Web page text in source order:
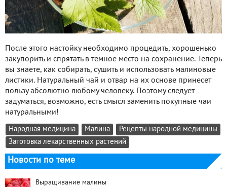
После этого настойку необходимо процедить, хорошенько
закупорить и спрятать в темное место на сохранение. Теперь
вы знаете, как собирать, сушить и использовать малиновые
листики. Натуральный чай и отвар на их основе принесет
пользу абсолютно любому человеку. Поэтому следует
задуматься, возможно, есть смысл заменить покупные чаи
натуральными!
Народная медицина Малина
Рецепты народной медицины
Заготовка лекарственных растений
Новости по теме
Выращивание малины